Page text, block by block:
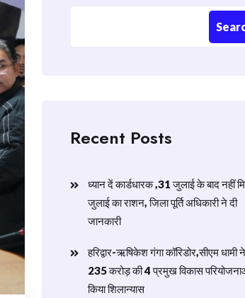
Recent Posts
ध्यान दें कार्डधारक ,31 जुलाई के बाद नहीं
जुलाई का राशन, जिला पूर्ति अधिकारी ने दी
जानकारी
हरिद्वार-ऋषिकेश गंगा कॉरिडोर,सीएम धामी ने
235 करोड़ की 4 प्रमुख विकास
किया शिलान्यास